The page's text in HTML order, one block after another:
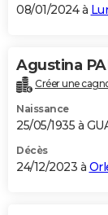
08/01/2024 à
Agustina
Créer une
Naissance
25/05/1935 à
Décès
24/12/2023 à